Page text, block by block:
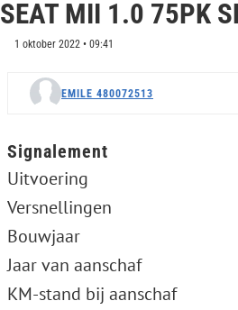
SEAT MII 1.0 75PK
1 oktober 2022 • 09:41
EMILE 480072513
Signalement
Uitvoering
Versnellingen
Bouwjaar
Jaar van aanschaf
KM-stand bij aanschaf